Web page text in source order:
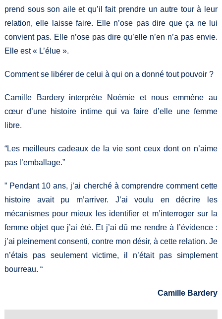
prend sous son aile et qu’il fait prendre un autre tour à leur
relation, elle laisse faire. Elle n’ose pas dire que ça ne lui
convient pas. Elle n’ose pas dire qu’elle n’en n’a pas envie.
Elle est « L’élue ».
Comment se libérer de celui à qui on a donné tout pouvoir ?
Camille Bardery interprète Noémie et nous emmène au
cœur d’une histoire intime qui va faire d’elle une femme
libre.
“Les meilleurs cadeaux de la vie sont ceux dont on n’aime
pas l’emballage.”
” Pendant 10 ans, j’ai cherché à comprendre comment cette
histoire avait pu m’arriver. J’ai voulu en décrire les
mécanismes pour mieux les identifier et m’interroger sur la
femme objet que j’ai été. Et j’ai dû me rendre à l’évidence :
j’ai pleinement consenti, contre mon désir, à cette relation. Je
n’étais pas seulement victime, il n’était pas simplement
bourreau. “
Camille Bardery